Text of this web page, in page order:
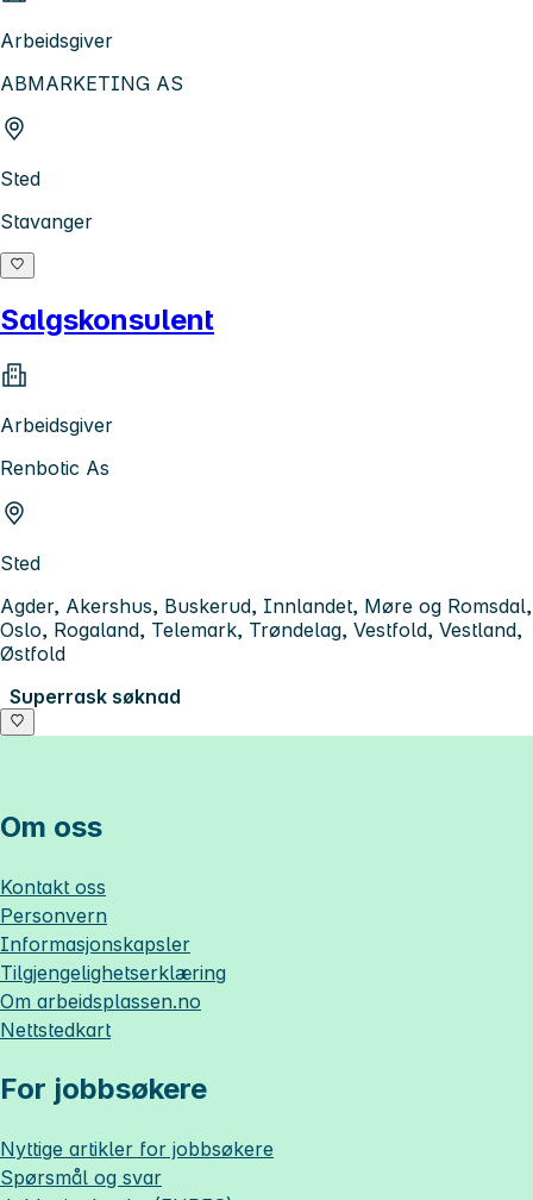
Arbeidsgiver
ABMARKETING AS
Sted
Stavanger
Salgskonsulent
Arbeidsgiver
Renbotic As
Sted
Agder, Akershus, Buskerud, Innlandet, Møre og Romsdal,
Oslo, Rogaland, Telemark, Trøndelag, Vestfold, Vestland,
Østfold
Superrask søknad
Om oss
Kontakt oss
Personvern
Informasjonskapsler
Tilgjengelighetserklæring
Om arbeidsplassen.no
Nettstedkart
For jobbsøkere
Nyttige artikler for jobbsøkere
Spørsmål og svar